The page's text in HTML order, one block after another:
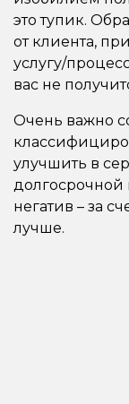
это тупик.
от клиента,
услугу/
вас не
Очень важно
улучшить в
долгосрочной
негатив – за
лучше.